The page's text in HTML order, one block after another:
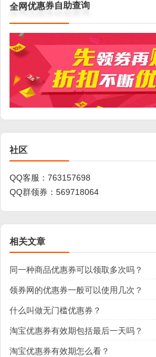
全网优惠券自助查询
社区
QQ客服： 763157698
QQ群领券： 569718064
相关文章
同一种商品优惠券可以领取多次吗？
领券网的优惠券一般可以使用几次？
什么叫做无门槛优惠券？
淘宝优惠券有效期包括最后一天吗？
淘宝优惠券有效期怎么看？